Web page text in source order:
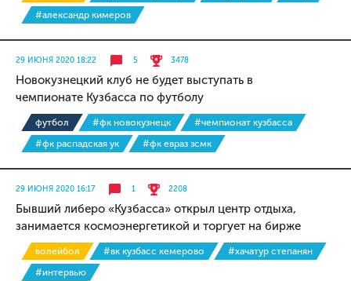
#александр кимеров
29 ИЮНЯ 2020 18:22 5 3478
Новокузнецкий клуб не будет выступать в
чемпионате Кузбасса по футболу
футбол #фк новокузнецк
#чемпионат кузбасса
#фк распадская ук
#фк евраз зсмк
29 ИЮНЯ 2020 16:17 1 2208
Бывший либеро «Кузбасса» открыл центр отдыха,
занимается космоэнергетикой и торгует на бирже
волейбол #вк кузбасс кемерово
#хачатур степанян
#интервью